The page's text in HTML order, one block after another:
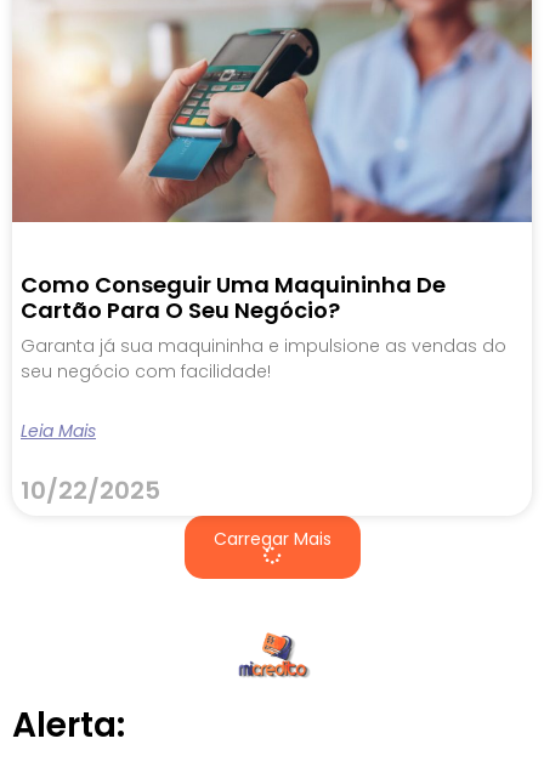
Como Conseguir Uma Maquininha De
Cartão Para O Seu Negócio?
Garanta já sua maquininha e impulsione as vendas do
seu negócio com facilidade!
Leia Mais
10/22/2025
Carregar Mais
Alerta: